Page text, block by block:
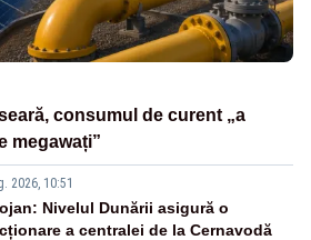
consumul de curent „a
megawați”
2026, 10:51
Nivelul Dunării asigură o
a centralei de la Cernavodă